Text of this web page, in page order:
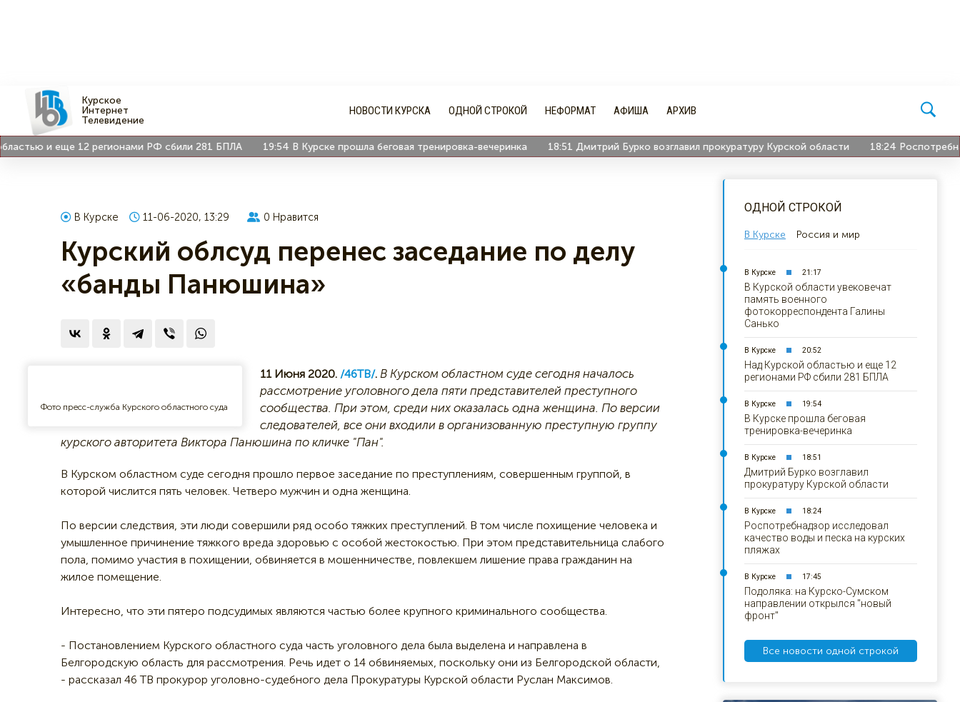
Курское
Интернет
Телевидение
НОВОСТИ КУРСКА ОДНОЙ СТРОКОЙ НЕФОРМАТ АФИША АРХИВ
и еще 12 регионами РФ сбили 281 БПЛА 19:54 В Курске прошла беговая тренировка-вечеринка 18:51 Дмитрий Бурко возглавил прокуратуру Курской области 18:24
В Курске 11-06-2020, 13:29 0 Нравится
Курский облсуд перенес заседание по делу
«банды Панюшина»
Фото пресс-служба Курского областного суда
11 Июня 2020. /46ТВ/. В Курском областном суде сегодня началось
рассмотрение уголовного дела пяти представителей преступного
сообщества. При этом, среди них оказалась одна женщина. По версии
следователей, все они входили в организованную преступную группу
курского авторитета Виктора Панюшина по кличке "Пан".
В Курском областном суде сегодня прошло первое заседание по преступлениям, совершенным группой, в
которой числится пять человек. Четверо мужчин и одна женщина.
По версии следствия, эти люди совершили ряд особо тяжких преступлений. В том числе похищение человека и
умышленное причинение тяжкого вреда здоровью с особой жестокостью. При этом представительница слабого
пола, помимо участия в похищении, обвиняется в мошенничестве, повлекшем лишение права гражданин на
жилое помещение.
Интересно, что эти пятеро подсудимых являются частью более крупного криминального сообщества.
- Постановлением Курского областного суда часть уголовного дела была выделена и направлена в
Белгородскую область для рассмотрения. Речь идет о 14 обвиняемых, поскольку они из Белгородской области,
- рассказал 46 ТВ прокурор уголовно-судебного дела Прокуратуры Курской области Руслан Максимов.
ОДНОЙ СТРОКОЙ
В Курске Россия и мир
В Курске 21:17
В Курской области увековечат
память военного
фотокорреспондента Галины
Санько
В Курске 20:52
Над Курской областью и еще 12
регионами РФ сбили 281 БПЛА
В Курске 19:54
В Курске прошла беговая
тренировка-вечеринка
В Курске 18:51
Дмитрий Бурко возглавил
прокуратуру Курской области
В Курске 18:24
Роспотребнадзор исследовал
качество воды и песка на курских
пляжах
В Курске 17:45
Подоляка: на Курско-Сумском
направлении открылся "новый
фронт"
Все новости одной строкой